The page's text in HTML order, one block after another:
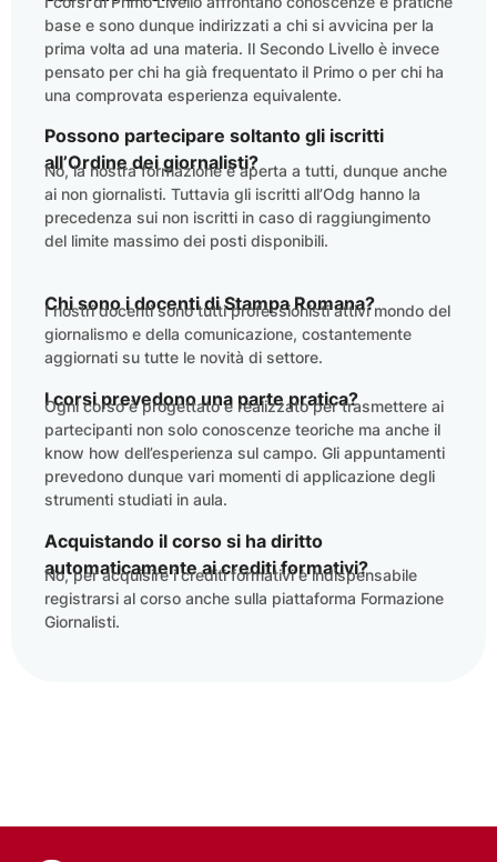
base e sono dunque indirizzati a chi si avvicina per la
prima volta ad una materia. Il Secondo Livello è invece
pensato per chi ha già frequentato il Primo o per chi ha
una comprovata esperienza equivalente.
Possono partecipare soltanto gli iscritti
all’Ordine dei giornalisti?
No, la nostra formazione è aperta a tutti, dunque anche
ai non giornalisti. Tuttavia gli iscritti all’Odg hanno la
precedenza sui non iscritti in caso di raggiungimento
del limite massimo dei posti disponibili.
Chi sono i docenti di Stampa Romana?
I nostri docenti sono tutti professionisti attivi mondo del
giornalismo e della comunicazione, costantemente
aggiornati su tutte le novità di settore.
I corsi prevedono una parte pratica?
Ogni corso è progettato e realizzato per trasmettere ai
partecipanti non solo conoscenze teoriche ma anche il
know how dell’esperienza sul campo. Gli appuntamenti
prevedono dunque vari momenti di applicazione degli
strumenti studiati in aula.
Acquistando il corso si ha diritto
automaticamente ai crediti formativi?
No, per acquisire i crediti formativi è indispensabile
registrarsi al corso anche sulla piattaforma Formazione
Giornalisti.